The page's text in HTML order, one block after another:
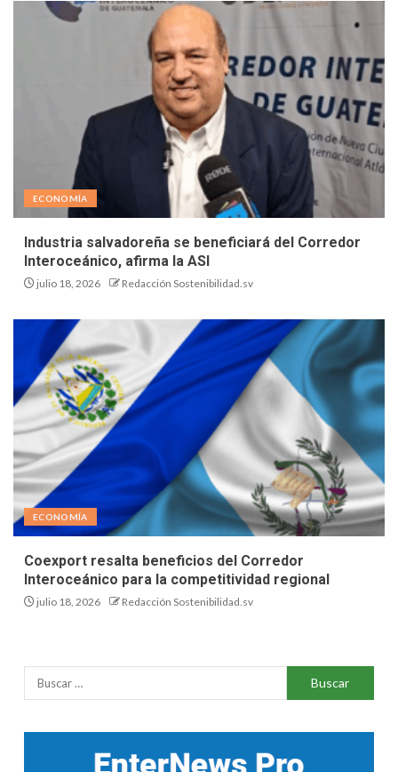
ECONOMÍA
Industria salvadoreña se beneficiará del Corredor
Interoceánico, afirma la ASI
julio 18, 2026 Redacción Sostenibilidad.sv
ECONOMÍA
Coexport resalta beneficios del Corredor
Interoceánico para la competitividad regional
julio 18, 2026 Redacción Sostenibilidad.sv